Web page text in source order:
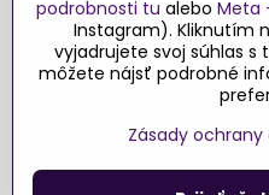
v poctivý výber
pridanou
motiváciou
ktoré majú zmysel​.
©2026
podrobnosti tu alebo Meta
Instagram). Kliknutím
vyjadrujete svoj súhlas s
môžete nájsť podrobné
Zásady